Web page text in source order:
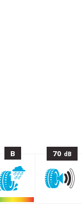
B 70 dB